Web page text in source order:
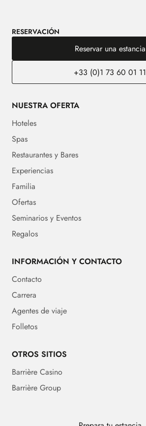
RESERVACIÓN
Reservar una estancia
+33 (0)1 73 60 01 11
NUESTRA OFERTA
Hoteles
Spas
Restaurantes y Bares
Experiencias
Familia
Ofertas
Seminarios y Eventos
Regalos
INFORMACIÓN Y CONTACTO
Contacto
Carrera
Agentes de viaje
Folletos
OTROS SITIOS
Barrière Casino
Barrière Group